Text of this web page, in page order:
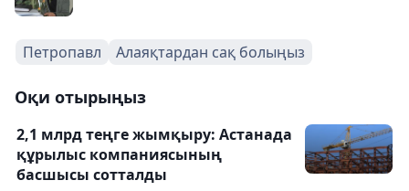
Петропавл Алаяқтардан сақ болыңыз
Оқи отырыңыз
2,1 млрд теңге жымқыру: Астанада
құрылыс компаниясының
басшысы сотталды